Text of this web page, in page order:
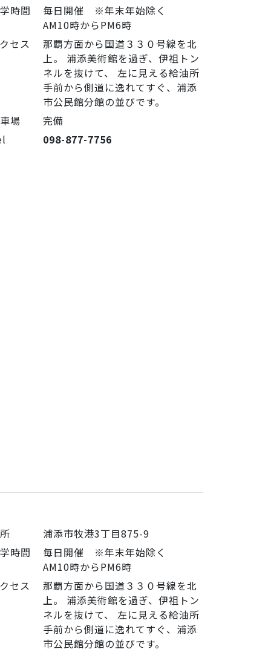
時間
毎日開催 ※年末年始除く
AM10時からPM6時
セス
那覇方面から国道３３０号線を北
上。 浦添美術館を過ぎ、伊祖トン
ネルを抜けて、 左に見える給油所
手前から側道に逸れてすぐ、浦添
市公民館分館の並びです。
場
完備
098-877-7756
浦添市牧港3丁目875-9
時間
毎日開催 ※年末年始除く
AM10時からPM6時
セス
那覇方面から国道３３０号線を北
上。 浦添美術館を過ぎ、伊祖トン
ネルを抜けて、 左に見える給油所
手前から側道に逸れてすぐ、浦添
市公民館分館の並びです。